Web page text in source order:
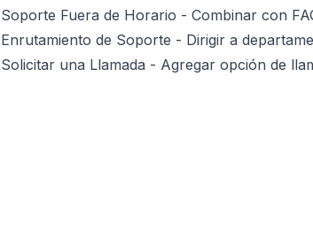
Soporte Fuera de Horario - Combinar con
Enrutamiento de Soporte - Dirigir a
Solicitar una Llamada - Agregar opción de